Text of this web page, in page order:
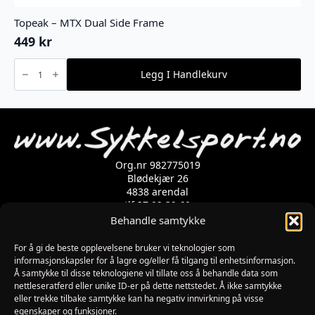
Behandle samtykke
For å gi de beste opplevelsene bruker vi teknologier som
informasjonskapsler for å lagre og/eller få tilgang til enhetsinformasjon.
Å samtykke til disse teknologiene vil tillate oss å behandle data som
nettleseratferd eller unike ID-er på dette nettstedet. Å ikke samtykke
eller trekke tilbake samtykke kan ha negativ innvirkning på visse
egenskaper og funksjoner.
Topeak – MTX Dual Side Frame
449 kr
Topeak
MTX
Dual
antall
Legg I Handlekurv
Org.nr 982775019
Blødekjær 26
4838 arendal
tlf 37 02 39 60
Kontaktskjema
Åpningstider
MANDAG-FREDAG: 09:00-17:00
LØRDAG: 10:00-15:00
SØNDAG: STENGT